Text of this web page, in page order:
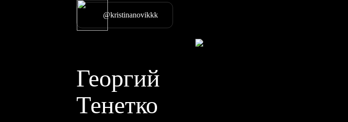
@kristinanovikkk
Георгий
Тенетко